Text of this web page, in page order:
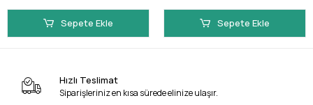
Sepete Ekle Sepete Ekle
Hızlı Teslimat
Siparişleriniz en kısa sürede elinize ulaşır.